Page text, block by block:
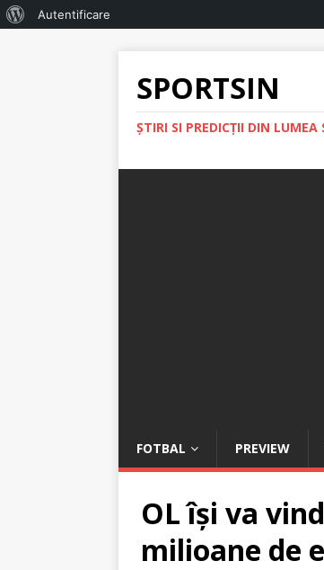
Autentificare
SPORTSIN
ŞTIRI SI PREDICŢII DIN LUMEA
FOTBAL PREVIEW
OL își va
milioane de